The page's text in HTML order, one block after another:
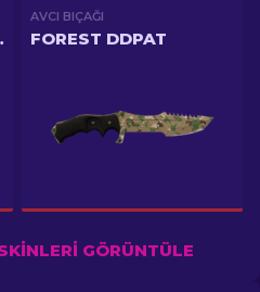
2
AVCI BIÇAĞI
FOREST DDPAT
GÖRÜNTÜLE